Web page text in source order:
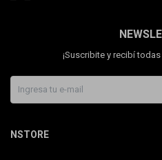
¡Suscribite y recibí
NSTORE